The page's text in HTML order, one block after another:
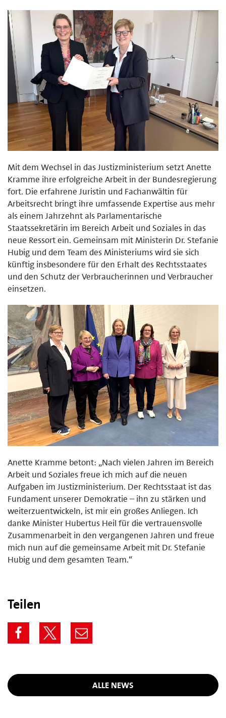
Mit dem Wechsel in das Justizministerium setzt Anette
Kramme ihre erfolgreiche Arbeit in der Bundesregierung
fort. Die erfahrene Juristin und Fachanwältin für
Arbeitsrecht bringt ihre umfassende Expertise aus mehr
als einem Jahrzehnt als Parlamentarische
Staatssekretärin im Bereich Arbeit und Soziales in das
neue Ressort ein. Gemeinsam mit Ministerin Dr. Stefanie
Hubig und dem Team des Ministeriums wird sie sich
künftig insbesondere für den Erhalt des Rechtsstaates
und den Schutz der Verbraucherinnen und Verbraucher
einsetzen.
Anette Kramme betont: „Nach vielen Jahren im Bereich
Arbeit und Soziales freue ich mich auf die neuen
Aufgaben im Justizministerium. Der Rechtsstaat ist das
Fundament unserer Demokratie – ihn zu stärken und
weiterzuentwickeln, ist mir ein großes Anliegen. Ich
danke Minister Hubertus Heil für die vertrauensvolle
Zusammenarbeit in den vergangenen Jahren und freue
mich nun auf die gemeinsame Arbeit mit Dr. Stefanie
Hubig und dem gesamten Team.“
Teilen
ALLE NEWS